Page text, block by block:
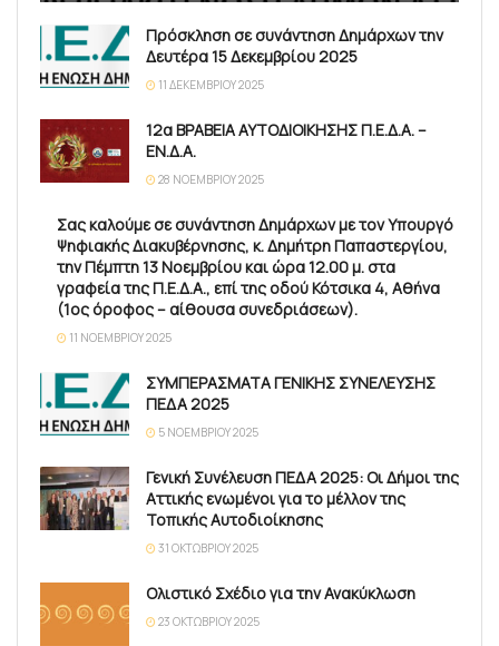
Πρόσκληση σε συνάντηση Δημάρχων την
Δευτέρα 15 Δεκεμβρίου 2025
11 ΔΕΚΕΜΒΡΊΟΥ 2025
12α ΒΡΑΒΕΙΑ ΑΥΤΟΔΙΟΙΚΗΣΗΣ Π.Ε.Δ.Α. –
ΕΝ.Δ.Α.
28 ΝΟΕΜΒΡΊΟΥ 2025
Σας καλούμε σε συνάντηση Δημάρχων με τον Υπουργό
Ψηφιακής Διακυβέρνησης, κ. Δημήτρη Παπαστεργίου,
την Πέμπτη 13 Νοεμβρίου και ώρα 12.00 μ. στα
γραφεία της Π.Ε.Δ.Α., επί της οδού Κότσικα 4, Αθήνα
(1ος όροφος – αίθουσα συνεδριάσεων).
11 ΝΟΕΜΒΡΊΟΥ 2025
ΣΥΜΠΕΡΑΣΜΑΤΑ ΓΕΝΙΚΗΣ ΣΥΝΕΛΕΥΣΗΣ
ΠΕΔΑ 2025
5 ΝΟΕΜΒΡΊΟΥ 2025
Γενική Συνέλευση ΠΕΔΑ 2025: Οι Δήμοι της
Αττικής ενωμένοι για το μέλλον της
Τοπικής Αυτοδιοίκησης
31 ΟΚΤΩΒΡΊΟΥ 2025
Ολιστικό Σχέδιο για την Ανακύκλωση
23 ΟΚΤΩΒΡΊΟΥ 2025